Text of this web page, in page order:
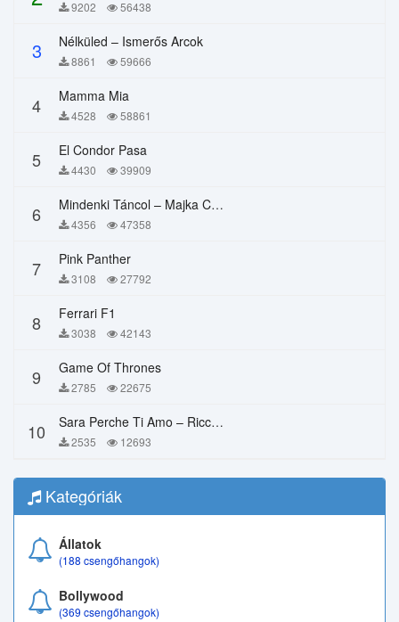
9202 56438
3 Nélküled – Ismerős Arcok
8861 59666
4 Mamma Mia
4528 58861
5 El Condor Pasa
4430 39909
6 Mindenki Táncol – Majka Curtis, Péter Majoros
4356 47358
7 Pink Panther
3108 27792
8 Ferrari F1
3038 42143
9 Game Of Thrones
2785 22675
10 Sara Perche Ti Amo – Ricchi E Poveri
2535 12693
Kategóriák
Állatok
(188 csengőhangok)
Bollywood
(369 csengőhangok)